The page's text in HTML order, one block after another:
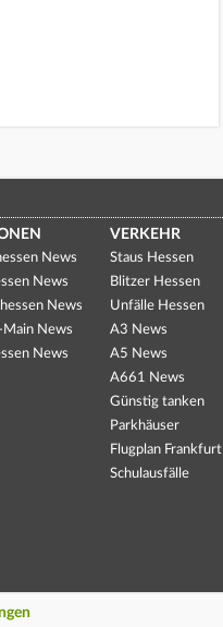
News
News
News
Main News
News
VERKEHR
Staus Hessen
Blitzer Hessen
Unfälle Hessen
A3 News
A5 News
A661 News
Günstig tanken
Parkhäuser
Flugplan Frankfurt
Schulausfälle